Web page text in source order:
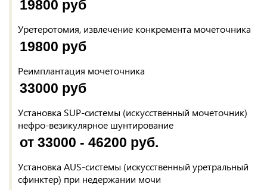
19800 руб
Уретеротомия, извлечение конкремента мочеточника
19800 руб
Реимплантация мочеточника
33000 руб
Установка SUP-системы (искусственный мочеточник)
нефро-везикулярное шунтирование
от 33000 - 46200 руб.
Установка AUS-системы (искусственный уретральный
сфинктер) при недержании мочи